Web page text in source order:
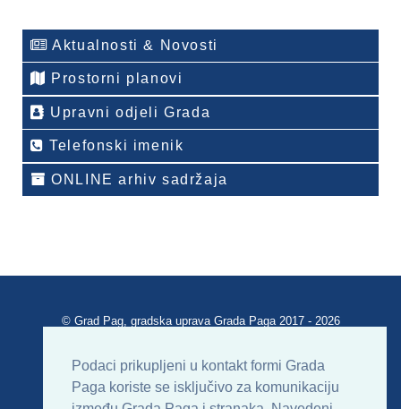
Podaci prikupljeni u kontakt formi Grada
Paga koriste se isključivo za komunikaciju
Aktualnosti & Novosti
Prostorni planovi
Upravni odjeli Grada
Telefonski imenik
ONLINE arhiv sadržaja
© Grad Pag, gradska uprava Grada Paga 2017 - 2026